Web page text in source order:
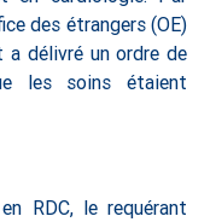
des étrangers (OE)
a délivré un ordre de
les soins étaient
RDC, le requérant